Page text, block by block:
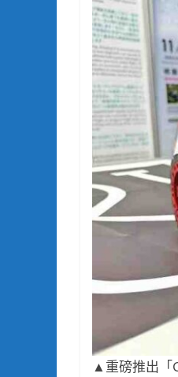
▲重磅推出「